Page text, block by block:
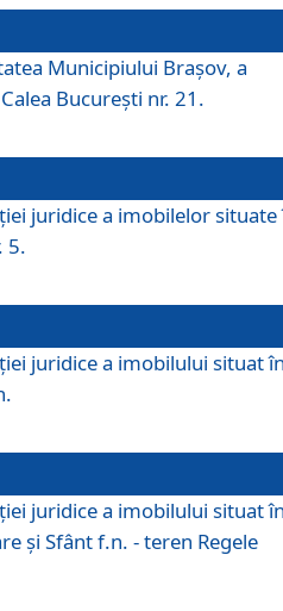
Municipiului Brașov, a
București nr. 21.
juridice a imobilelor situate
5.
juridice a imobilului situat
juridice a imobilului situat
și Sfânt f.n. - teren Regele